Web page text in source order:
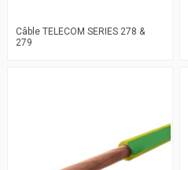
Câble TELECOM SERIES 278 &
279